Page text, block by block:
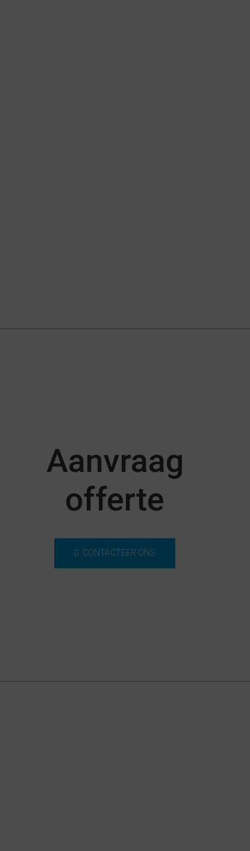
Aanvraag
offerte
CONTACTEER ONS